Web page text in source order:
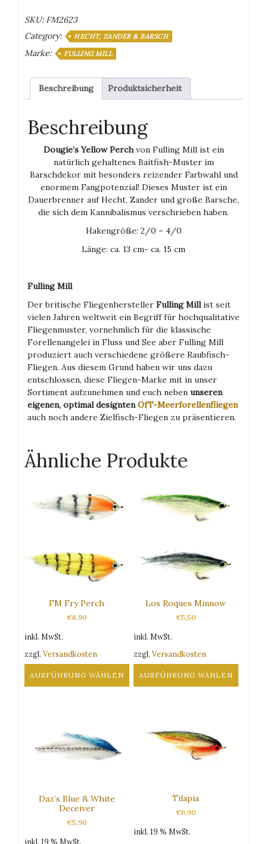
Menge
SKU: FM2623
Category:
HECHT, ZANDER & BARSCH
Marke: FULLING MILL
Beschreibung Produktsicherheit
Beschreibung
Dougie’s Yellow Perchvon Fulling Mill ist ein
natürlich gehaltenes Baitfish-Muster im
Barschdekor mit besonders reizender Farbwahl und
enormem Fangpotenzial! Dieses Muster ist ein
Dauerbrenner auf Hecht, Zander und große Barsche,
die sich dem Kannibalismus verschrieben haben.
Hakengröße: 2/0 – 4/0
Länge: ca. 13 cm- ca. 15 cm
Fulling Mill
Der britische Fliegenhersteller Fulling Millist seit
vielen Jahren weltweit ein Begriff für hochqualitative
Fliegenmuster, vornehmlich für die klassische
Forellenangelei in Fluss und See aber Fulling Mill
produziert auch verschiedene größere Raubfisch-
Fliegen. Aus diesem Grund haben wir uns dazu
entschlossen, diese Fliegen-Marke mit in unser
Sortiment aufzunehmen und euch neben unseren
eigenen, optimal designtenOfT-Meerforellenfliegen
auch noch andere Zielfisch-Fliegen zu präsentieren.
Ähnliche Produkte
FM Fry Perch
€6,90
inkl. MwSt.
zzgl. Versandkosten
AUSFÜHRUNG WÄHLEN
Varianten
auf.
Los Roques Minnow
€5,50
inkl. MwSt.
zzgl.Versandkosten
AUSFÜHRUNG WÄHLEN
mehrere
Varianten
Produktseite
Daz’s Blue & White
Deceiver
€5,90
inkl. 19 % MwSt.
Tilapia
€6,90
inkl. 19 % MwSt.